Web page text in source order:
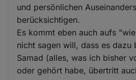
und persönlichen
berücksichtigen.
Es kommt eben auch aufs
nicht sagen will, dass es dazu
Samad (alles, was ich bisher
oder gehört habe, übertritt